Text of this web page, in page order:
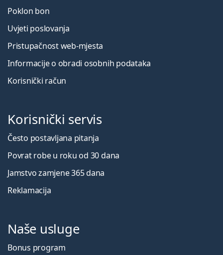
Poklon bon
Uvjeti poslovanja
Pristupačnost web-mjesta
Informacije o obradi osobnih podataka
Korisnički račun
Korisnički servis
Često postavljana pitanja
Povrat robe u roku od 30 dana
Jamstvo zamjene 365 dana
Reklamacija
Naše usluge
Bonus program